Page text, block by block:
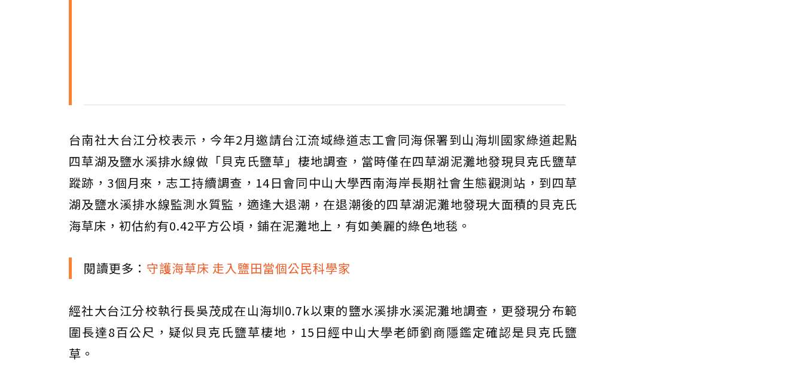
台南社大台江分校表示，今年2月邀請台江流域綠道志工會同海保署到山海圳國家綠道起點
四草湖及鹽水溪排水線做「貝克氏鹽草」棲地調查，當時僅在四草湖泥灘地發現貝克氏鹽草
蹤跡，3個月來，志工持續調查，14日會同中山大學西南海岸長期社會生態觀測站，到四草
湖及鹽水溪排水線監測水質監，適逢大退潮，在退潮後的四草湖泥灘地發現大面積的貝克氏
海草床，初估約有0.42平方公頃，鋪在泥灘地上，有如美麗的綠色地毯。
閱讀更多： 守護海草床 走入鹽田當個公民科學家
經社大台江分校執行長吳茂成在山海圳0.7k以東的鹽水溪排水溪泥灘地調查，更發現分布範
圍長達8百公尺，疑似貝克氏鹽草棲地，15日經中山大學老師劉商隱鑑定確認是貝克氏鹽
草。